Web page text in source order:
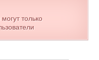
только